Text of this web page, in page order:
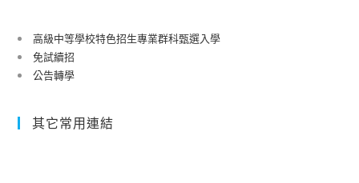
高級中等學校特色招生專業群科甄選入學
免試續招
公告轉學
其它常用連結